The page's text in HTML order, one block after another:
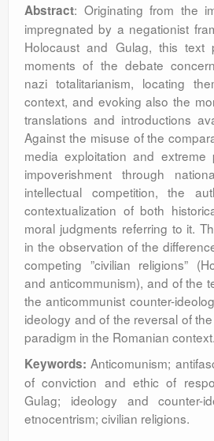
Abstract: Originating from the
impregnated by a negationist
Holocaust and Gulag, this text
moments of the debate
nazi totalitarianism, locating
context, and evoking also the
translations and introductions
Against the misuse of the
media exploitation and extreme
impoverishment through
intellectual competition, the
contextualization of both
moral judgments referring to it.
in the observation of the
competing ”civilian religions”
and anticommunism), and of the
the anticommunist counter-
ideology and of the reversal of
paradigm in the Romanian context.
Keywords:Anticomunism;
of conviction and ethic of
Gulag; ideology and counter-
etnocentrism; civilian religions.